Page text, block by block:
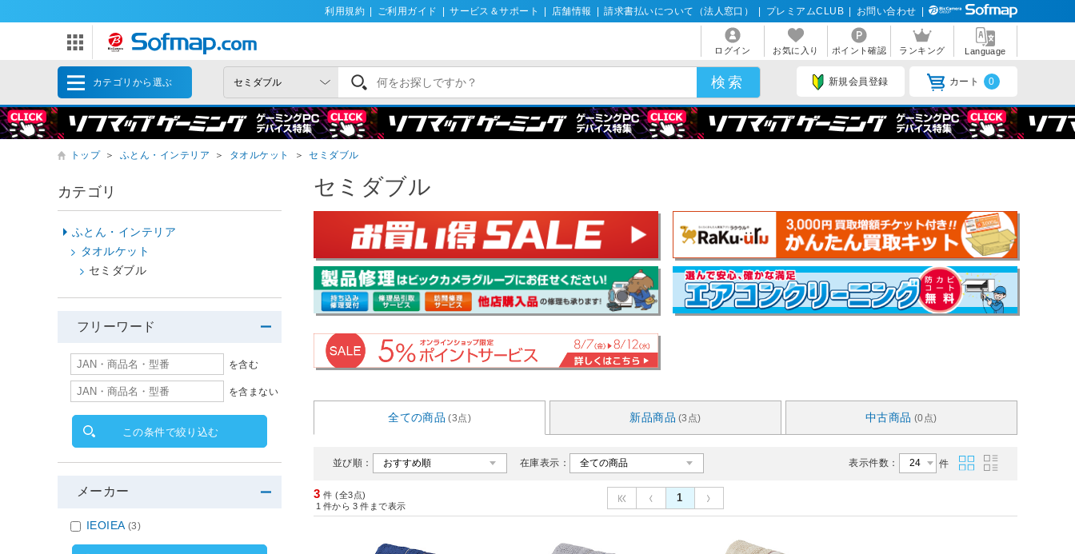
利用規約 ご利用ガイド サービス＆サポート 店舗情報 請求書払いについて（法人窓口） プレミアムCLUB お問い合わせ
ログイン お気に入り ポイント確認 ランキング Language
カテゴリから選ぶ 新規会員登録 カート 0
トップ ＞ ふとん・インテリア ＞ タオルケット ＞ セミダブル
セミダブル
全ての商品 (3点) 新品商品 (3点) 中古商品 (0点)
並び順： 在庫表示： 表示件数： 件
3 件 (全3点)
1 件から 3 件まで表示
1
カテゴリ
ふとん・インテリア
タオルケット
セミダブル
フリーワード
を含む
を含まない
この条件で絞り込む
メーカー
IEOIEA (3)